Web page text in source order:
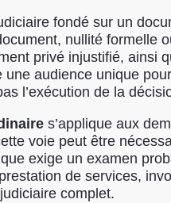
fondé sur un
nullité formelle
privé injustifié,
audience unique
l’exécution de la
s’applique aux
voie peut être
exige un examen
de services,
complet.